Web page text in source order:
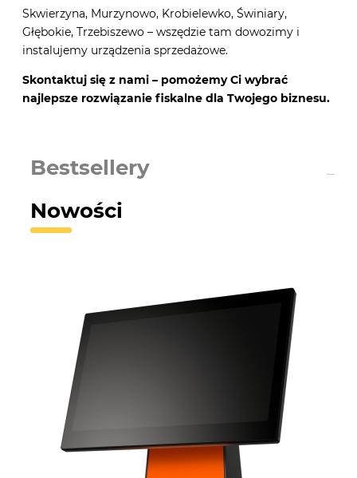
Skwierzyna, Murzynowo, Krobielewko, Świniary,
Głębokie, Trzebiszewo – wszędzie tam dowozimy i
instalujemy urządzenia sprzedażowe.
Skontaktuj się z nami – pomożemy Ci wybrać
najlepsze rozwiązanie fiskalne dla Twojego biznesu.
Nowości
Bestsellery